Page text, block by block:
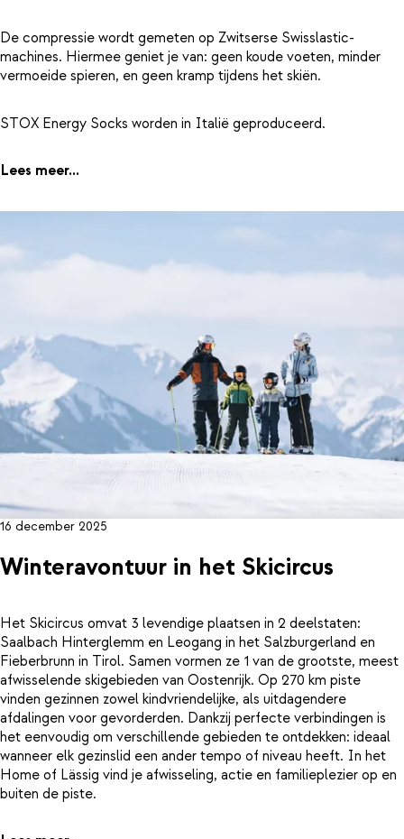
De compressie wordt gemeten op Zwitserse Swisslastic-
machines. Hiermee geniet je van: geen koude voeten, minder
vermoeide spieren, en geen kramp tijdens het skiën.
STOX Energy Socks worden in Italië geproduceerd.
Lees meer...
16 december 2025
Winteravontuur in het Skicircus
Het Skicircus omvat 3 levendige plaatsen in 2 deelstaten:
Saalbach Hinterglemm en Leogang in het Salzburgerland en
Fieberbrunn in Tirol. Samen vormen ze 1 van de grootste, meest
afwisselende skigebieden van Oostenrijk. Op 270 km piste
vinden gezinnen zowel kindvriendelijke, als uitdagendere
afdalingen voor gevorderden. Dankzij perfecte verbindingen is
het eenvoudig om verschillende gebieden te ontdekken: ideaal
wanneer elk gezinslid een ander tempo of niveau heeft. In het
Home of Lässig vind je afwisseling, actie en familieplezier op en
buiten de piste.